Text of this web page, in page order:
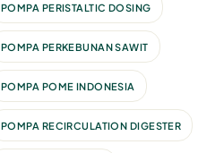
POMPA PERISTALTIC DOSING
POMPA PERKEBUNAN SAWIT
POMPA POME INDONESIA
POMPA RECIRCULATION DIGESTER